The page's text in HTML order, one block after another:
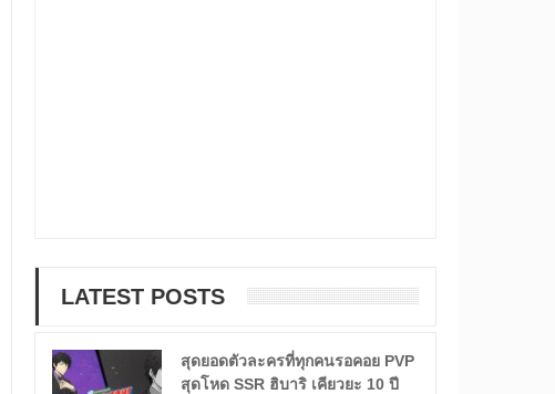
LATEST POSTS
สุดยอดตัวละครที่ทุกคนรอคอย PVP
สุดโหด SSR ฮิบาริ เคียวยะ 10 ปี